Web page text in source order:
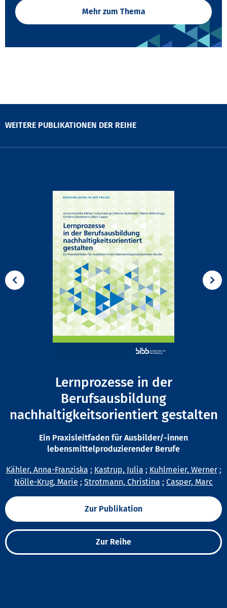
Mehr zum Thema
WEITERE PUBLIKATIONEN DER REIHE
Lernprozesse in der
Berufsausbildung
nachhaltigkeitsorientiert gestalten
Ein Praxisleitfaden für Ausbilder/-innen
lebensmittelproduzierender Berufe
Kähler, Anna-Franziska ; Kastrup, Julia ; Kuhlmeier, Werner;
Nölle-Krug, Marie ; Strotmann, Christina ; Casper, Marc
Zur Publikation
Zur Reihe